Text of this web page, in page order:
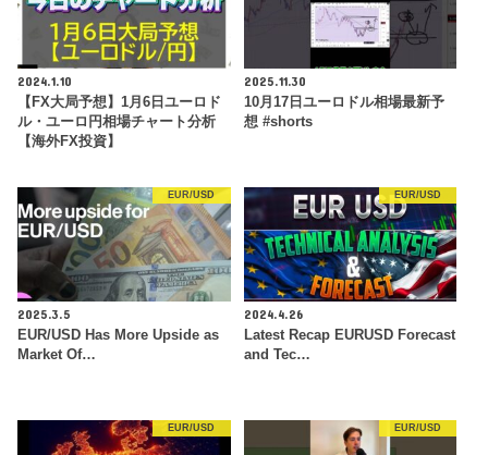
2024.1.10
【FX大局予想】1月6日ユーロド
ル・ユーロ円相場チャート分析
【海外FX投資】
2025.11.30
10月17日ユーロドル相場最新予
想 #shorts
EUR/USD
2025.3.5
EUR/USD Has More Upside as
Market Of…
EUR/USD
2024.4.26
Latest Recap EURUSD Forecast
and Tec…
EUR/USD EUR/USD